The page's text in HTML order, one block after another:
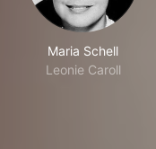
Maria Schell
Leonie Caroll